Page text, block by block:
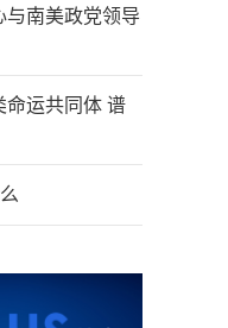
与南美政党领导
命运共同体 谱